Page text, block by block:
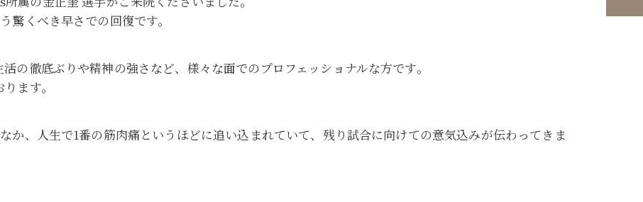
驚くべき早さでの回復です。
の徹底ぶりや精神の強さなど、様々な面でのプロフェッショナルな方です。
ます。
か、人生で1番の筋肉痛というほどに追い込まれていて、残り試合に向けての意気込みが伝わってきま